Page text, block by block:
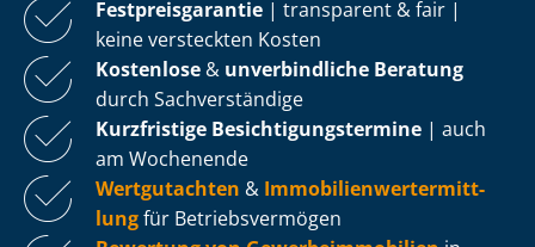
Fest­preis­ga­ran­tie | transparent & fair |
keine versteckten Kosten
Kostenlose & unverbindliche Beratung
durch Sachverständige
Kurzfristige Be­sich­ti­gungs­ter­mi­ne | auch
am Wochenende
Wertgutachten & Im­mo­bi­li­en­wert­ermitt­
lungfür Be­triebs­ver­mö­gen